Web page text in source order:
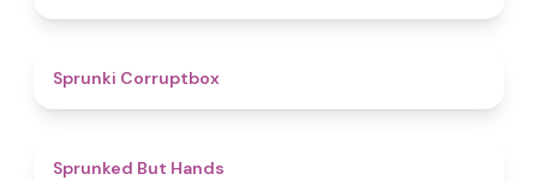
Sprunki Corruptbox
Sprunked But Hands